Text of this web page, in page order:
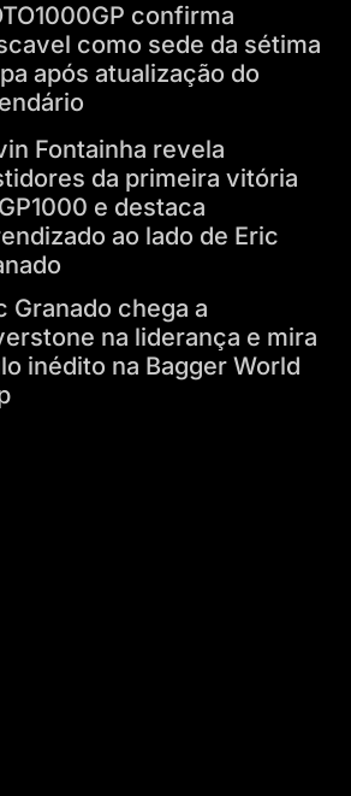
confirma
como sede da sétima
após atualização do
Fontainha revela
da primeira vitória
e destaca
ao lado de Eric
Granado chega a
na liderança e mira
inédito na Bagger World